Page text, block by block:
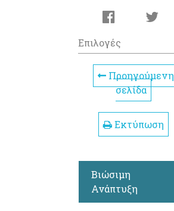
Επιλογές
Προηγούμενη
σελίδα
Εκτύπωση
Βιώσιμη
Ανάπτυξη